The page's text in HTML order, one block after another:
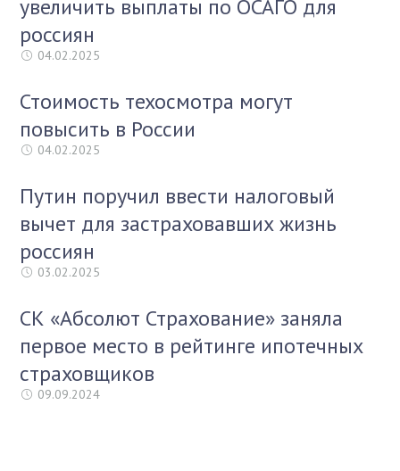
увеличить выплаты по ОСАГО для
россиян
04.02.2025
Стоимость техосмотра могут
повысить в России
04.02.2025
Путин поручил ввести налоговый
вычет для застраховавших жизнь
россиян
03.02.2025
СК «Абсолют Страхование» заняла
первое место в рейтинге ипотечных
страховщиков
09.09.2024